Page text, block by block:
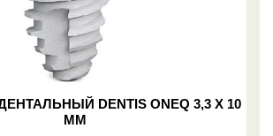
DENTIS ONEQ 3,3 X 10
ММ